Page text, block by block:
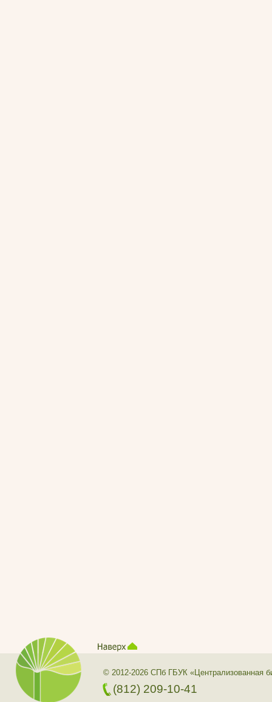
© 2012-2026 СПб ГБУК «Централизованная
(812) 209-10-41